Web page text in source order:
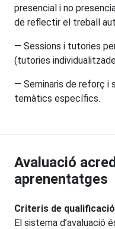
presencial i no
de reflectir el treball
— Sessions i tutories
(tutories
— Seminaris de reforç i
temàtics específics.
Avaluació
aprenentatges
Criteris de
El sistema d’avaluació